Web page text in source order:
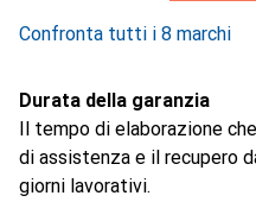
Confronta tutti i 8 marchi
Durata della garanzia
Il tempo di elaborazione
di assistenza e il recupero
giorni lavorativi.